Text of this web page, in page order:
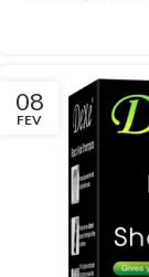
08
FEV